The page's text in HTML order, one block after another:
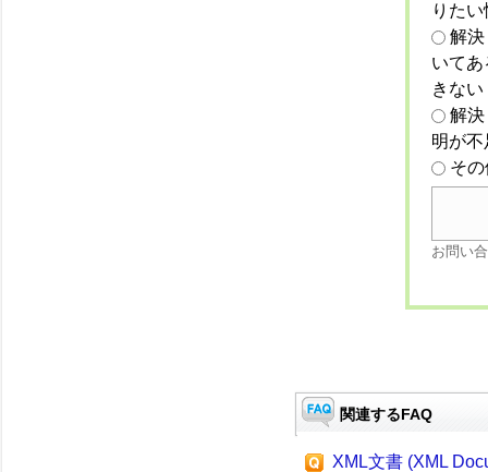
りた
解
いて
きない
解
明が
そ
お問い
関連するFAQ
XML文書 (XML